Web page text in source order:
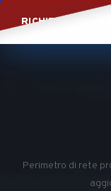
RICHIEDI UNA
Perimetro di rete